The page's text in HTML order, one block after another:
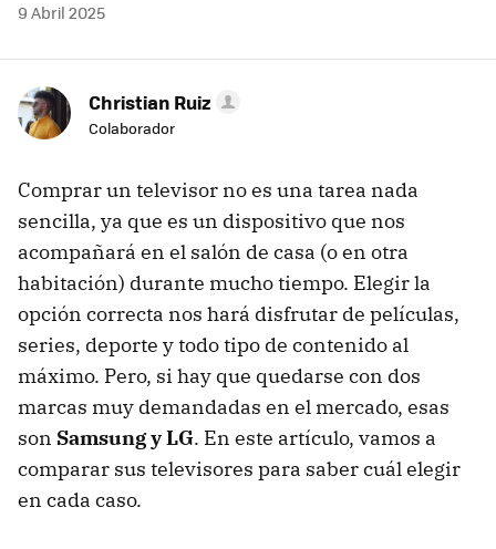
9 Abril 2025
Christian Ruiz
Colaborador
Comprar un televisor no es una tarea nada
sencilla, ya que es un dispositivo que nos
acompañará en el salón de casa (o en otra
habitación) durante mucho tiempo. Elegir la
opción correcta nos hará disfrutar de películas,
series, deporte y todo tipo de contenido al
máximo. Pero, si hay que quedarse con dos
marcas muy demandadas en el mercado, esas
son Samsung y LG. En este artículo, vamos a
comparar sus televisores para saber cuál elegir
en cada caso.